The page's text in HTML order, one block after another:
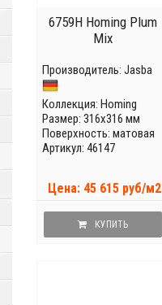
6759H Homing Plum
Mix
Производитель: Jasba
Коллекция: Homing
Размер: 316x316 мм
Поверхность: матовая
Артикул: 46147
Цена: 45 615 руб/м2
КУПИТЬ